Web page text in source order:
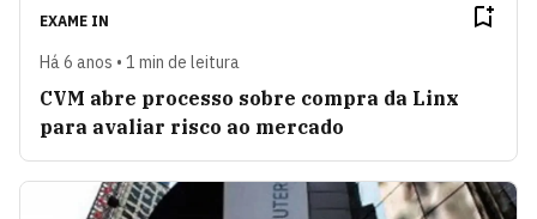
EXAME IN
Há 6 anos • 1 min de leitura
CVM abre processo sobre compra da Linx
para avaliar risco ao mercado